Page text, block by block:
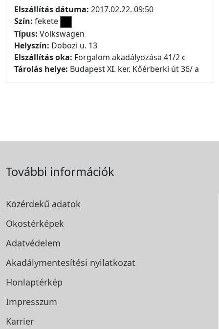
Elszállítás dátuma: 2017.02.22. 09:50
Szín: fekete
Típus: Volkswagen
Helyszín: Dobozi u. 13
Elszállítás oka: Forgalom akadályozása 41/2 c
Tárolás helye: Budapest XI. ker. Kőérberki út 36/ a
További információk
Közérdekű adatok
Okostérképek
Adatvédelem
Akadálymentesítési nyilatkozat
Honlaptérkép
Impresszum
Karrier